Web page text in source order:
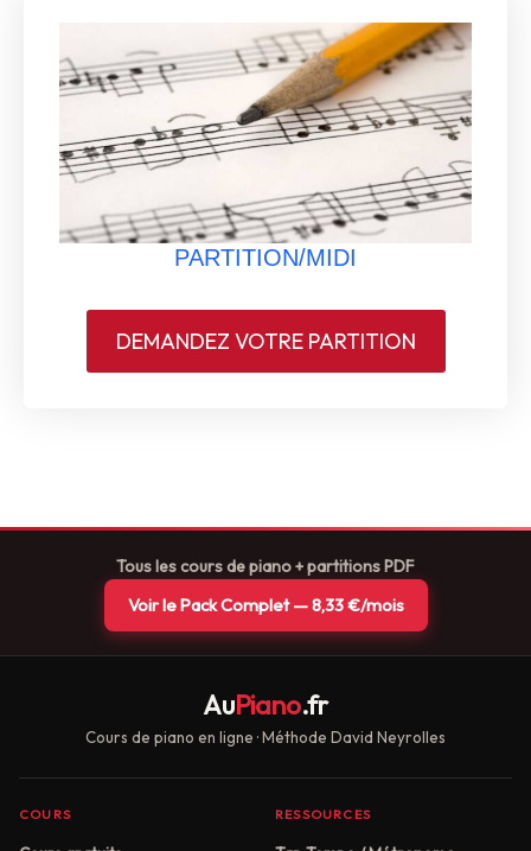
PARTITION/MIDI
DEMANDEZ VOTRE PARTITION
Tous les cours de piano + partitions PDF
Voir le Pack Complet — 8,33 €/mois
AuPiano.fr
Cours de piano en ligne · Méthode David Neyrolles
COURS RESSOURCES